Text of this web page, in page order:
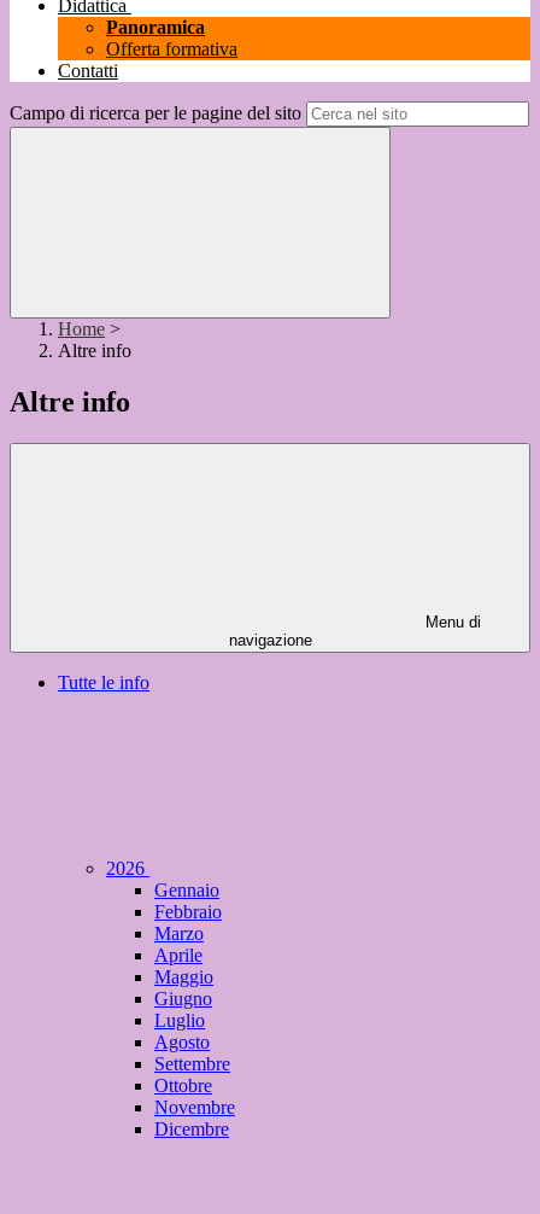
Didattica
Panoramica
Offerta formativa
Contatti
Campo di ricerca per le pagine del sito
Home >
Altre info
Altre info
Menu di
navigazione
Tutte le info
2026
Gennaio
Febbraio
Marzo
Aprile
Maggio
Giugno
Luglio
Agosto
Settembre
Ottobre
Novembre
Dicembre